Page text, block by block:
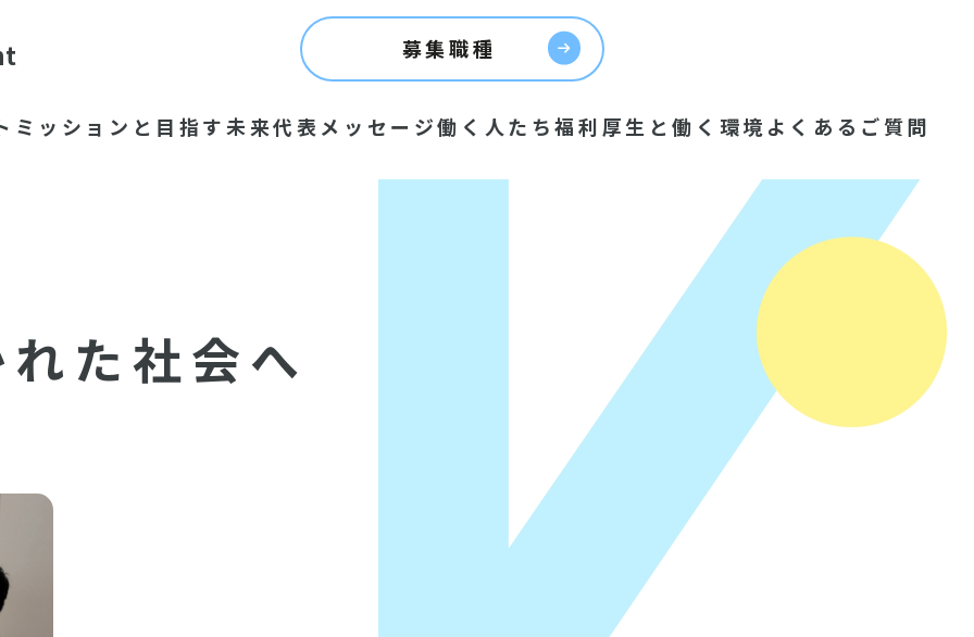
募集職種
ミッションと目指す未来代表メッセージ働く人たち福利厚生と働く環境 よくあるご質問
た社会へ